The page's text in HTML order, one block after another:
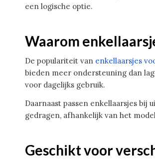
een logische optie.
Waarom
De populariteit van enkellaarsjes
bieden meer ondersteuning dan
voor dagelijks gebruik.
Daarnaast passen enkellaarsjes bij
gedragen, afhankelijk van het
Geschikt voor